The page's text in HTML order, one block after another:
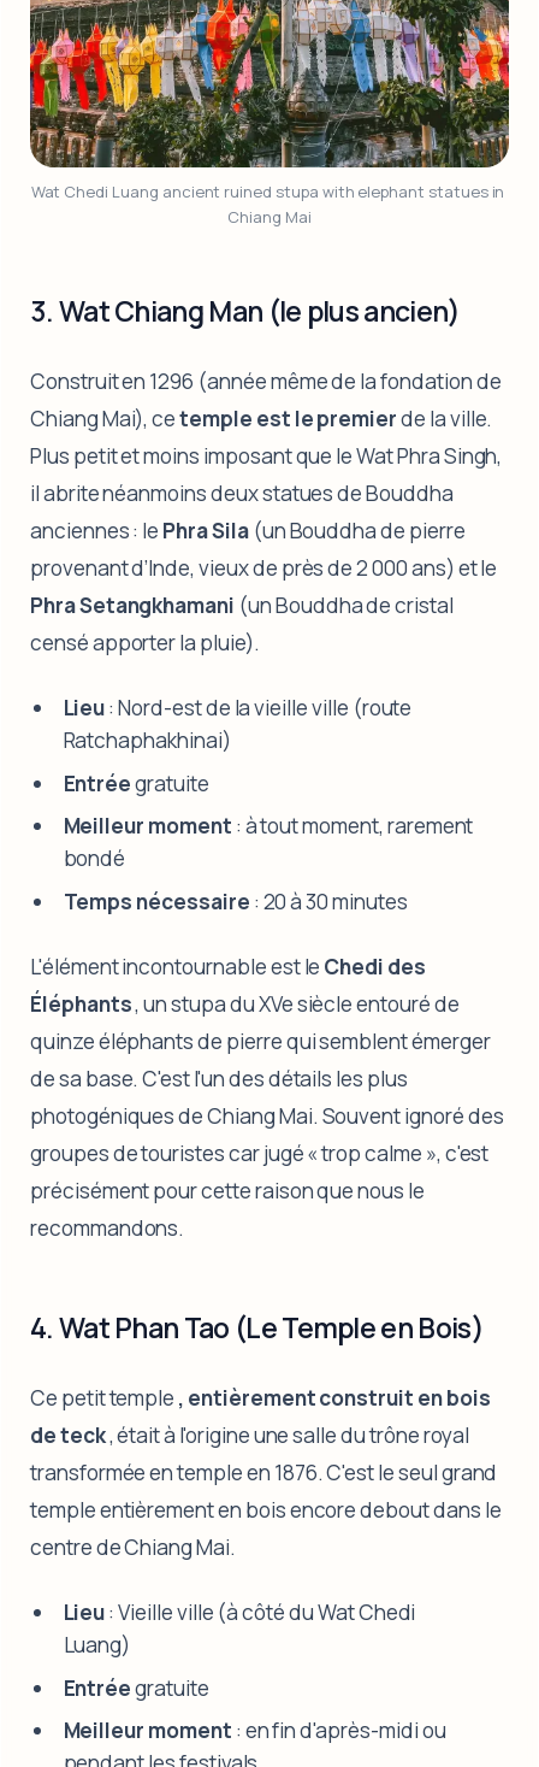
Wat Chedi Luang ancient ruined stupa with elephant statues in
Chiang Mai
3. Wat Chiang Man (le plus ancien)
Construit en 1296 (année même de la fondation de
Chiang Mai), cetemple est le premierde la ville.
Plus petit et moins imposant que le Wat Phra Singh,
il abrite néanmoins deux statues de Bouddha
anciennes : le Phra Sila(un Bouddha de pierre
provenant d’Inde, vieux de près de 2 000 ans) et le
Phra Setangkhamani (un Bouddha de cristal
censé apporter la pluie).
Lieu: Nord-est de la vieille ville (route
Ratchaphakhinai)
Entréegratuite
Meilleur moment : à tout moment, rarement
bondé
Temps nécessaire : 20 à 30 minutes
L'élément incontournable est le Chedi des
Éléphants, un stupa du XVe siècle entouré de
quinze éléphants de pierre qui semblent émerger
de sa base. C'est l'un des détails les plus
photogéniques de Chiang Mai. Souvent ignoré des
groupes de touristes car jugé « trop calme », c'est
précisément pour cette raison que nous le
recommandons.
4. Wat Phan Tao (Le Temple en Bois)
Ce petit temple , entièrement construit en bois
de teck, était à l'origine une salle du trône royal
transformée en temple en 1876. C'est le seul grand
temple entièrement en bois encore debout dans le
centre de Chiang Mai.
Lieu: Vieille ville (à côté du Wat Chedi
Luang)
Entréegratuite
Meilleur moment : en fin d'après-midi ou